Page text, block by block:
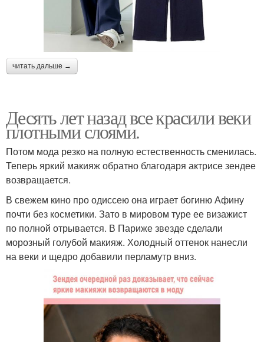
читать дальше →
Десять лет назад все красили веки
плотными слоями.
Потом мода резко на полную естественность сменилась.
Теперь яркий макияж обратно благодаря актрисе зендее
возвращается.
В свежем кино про одиссею она играет богиню Афину
почти без косметики. Зато в мировом туре ее визажист
по полной отрывается. В Париже звезде сделали
морозный голубой макияж. Холодный оттенок нанесли
на веки и щедро добавили перламутр вниз.